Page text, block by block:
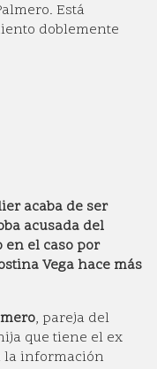
Está
doblemente
acaba de ser
acusada del
el caso por
Vega hace más
, pareja del
que tiene el ex
la información